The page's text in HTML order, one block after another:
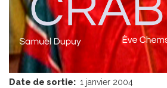
Date de sortie: 1 janvier 2004